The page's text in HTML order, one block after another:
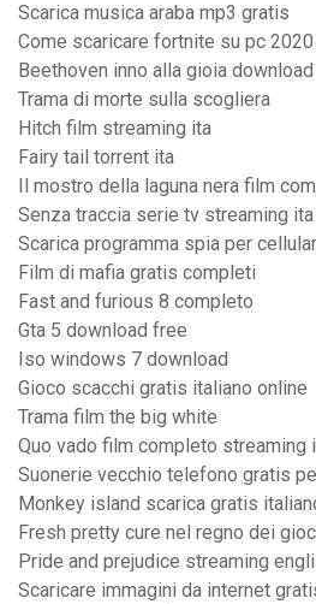
Scarica musica araba mp3 gratis
Come scaricare fortnite su pc 2020
Beethoven inno alla gioia download
Trama di morte sulla scogliera
Hitch film streaming ita
Fairy tail torrent ita
Il mostro della laguna nera film
Senza traccia serie tv streaming ita
Scarica programma spia per
Film di mafia gratis completi
Fast and furious 8 completo
Gta 5 download free
Iso windows 7 download
Gioco scacchi gratis italiano online
Trama film the big white
Quo vado film completo streaming
Suonerie vecchio telefono gratis
Monkey island scarica gratis
Fresh pretty cure nel regno dei
Pride and prejudice streaming
Scaricare immagini da internet